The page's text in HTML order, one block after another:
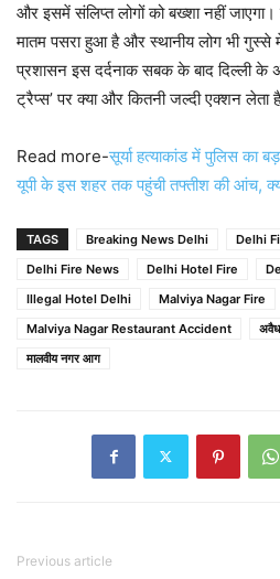
और इसमें संलिप्त लोगों को बख्शा नहीं
मातम पसरा हुआ है और स्थानीय लोग भी गुस्से
प्रशासन इस दर्दनाक सबक के बाद दिल्ली के
ट्रैप्स’ पर क्या और कितनी जल्दी एक्शन लेता
Read more-सूर्या हत्याकांड में पुलिस का
यूपी के इस शहर तक पहुंची तफ्तीश की आंच,
TAGS Breaking News Delhi
Delhi
Delhi Fire News
Delhi Hotel Fire
Illegal Hotel Delhi
Malviya Nagar Fire
Malviya Nagar Restaurant Accident
मालवीय नगर आग
Previous article